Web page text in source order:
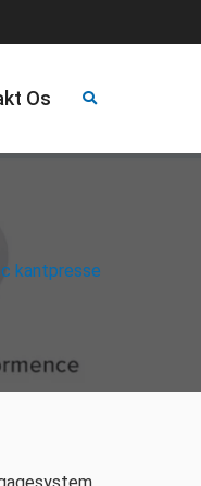
Os
kantpresse